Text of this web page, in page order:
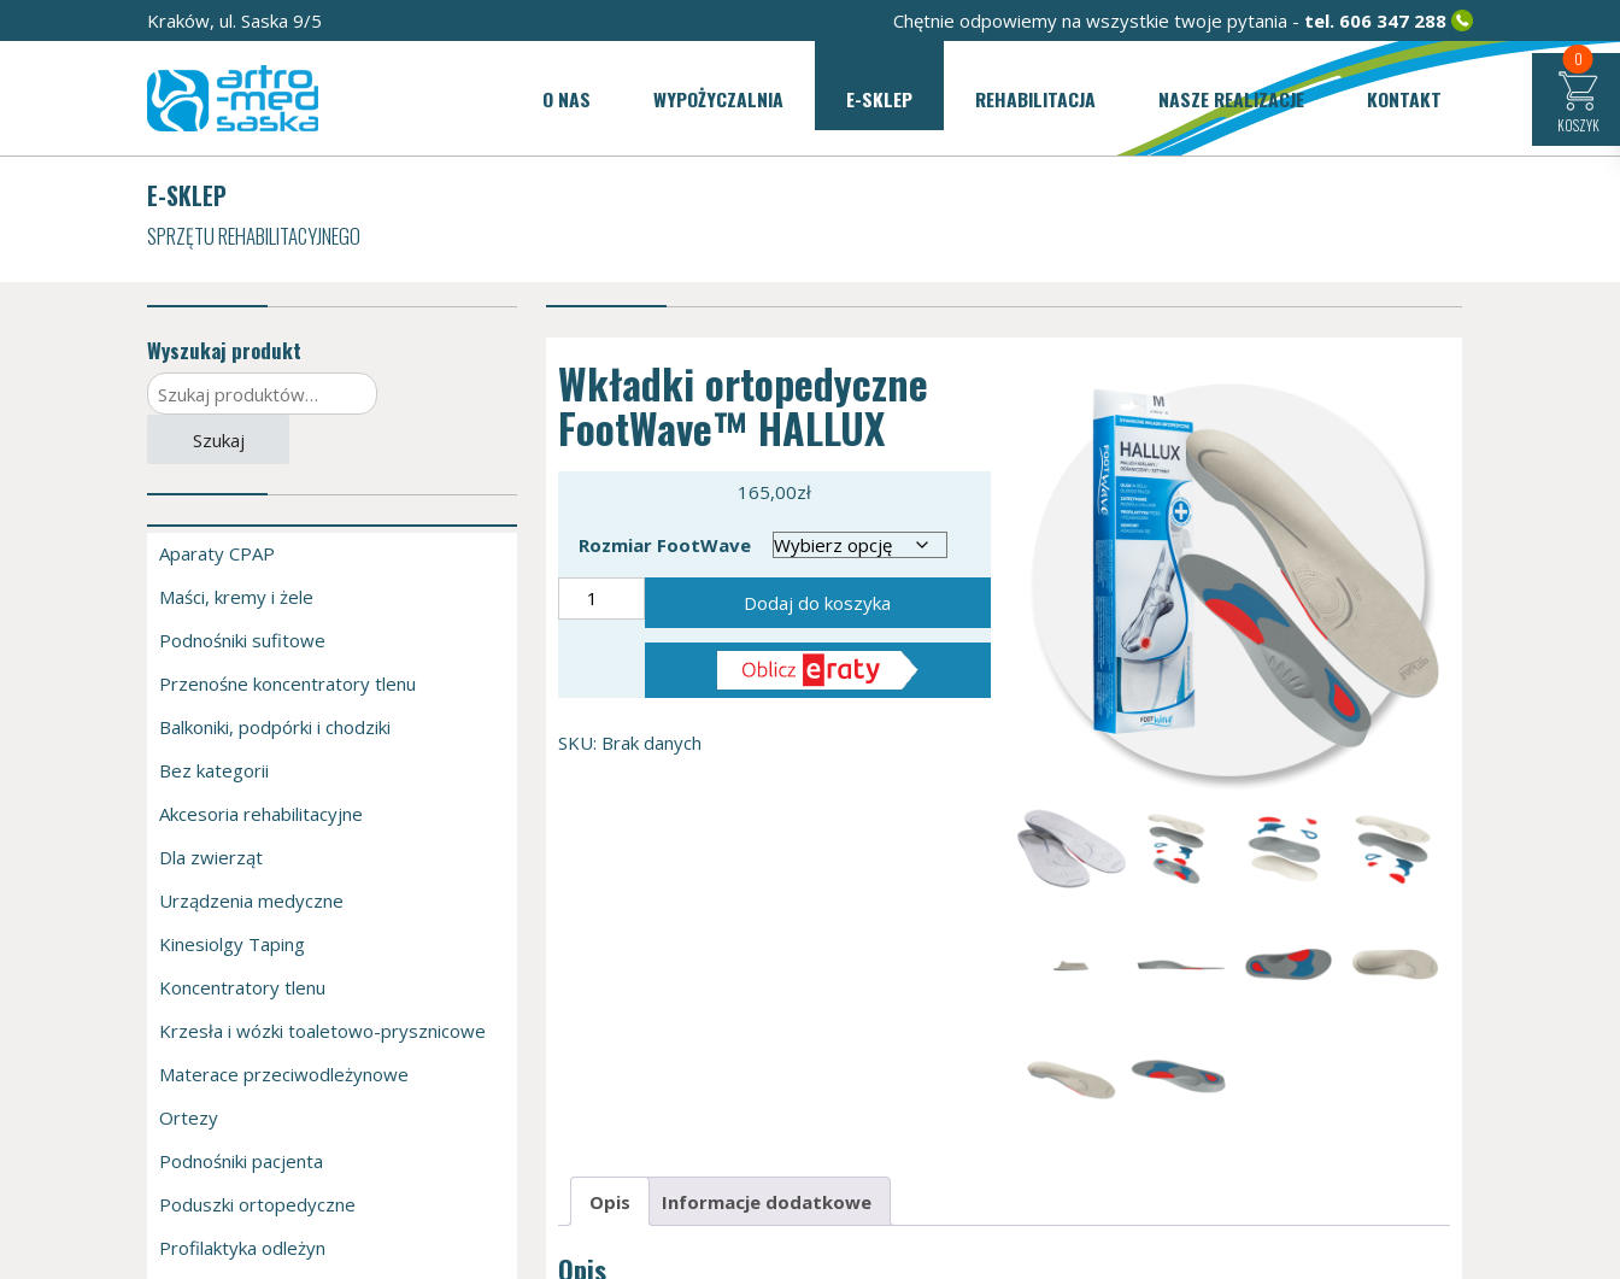
0
KOSZYK
Kraków, ul. Saska 9/5 Chętnie odpowiemy na wszystkie twoje pytania - tel. 606 347 288
O NAS WYPOŻYCZALNIA E-SKLEP REHABILITACJA NASZE REALIZACJE KONTAKT
E-SKLEP
SPRZĘTU REHABILITACYJNEGO
Wkładki ortopedyczne
FootWave™ HALLUX
165,00zł
Rozmiar FootWave
ilość
Wkładki
ortopedyczne
Dodaj do koszyka
SKU: Brak danych
Opis Informacje dodatkowe
Opis
Wyszukaj produkt
Szukaj:
Szukaj
Aparaty CPAP
Maści, kremy i żele
Podnośniki sufitowe
Przenośne koncentratory tlenu
Balkoniki, podpórki i chodziki
Bez kategorii
Akcesoria rehabilitacyjne
Dla zwierząt
Urządzenia medyczne
Kinesiolgy Taping
Koncentratory tlenu
Krzesła i wózki toaletowo-prysznicowe
Materace przeciwodleżynowe
Ortezy
Podnośniki pacjenta
Poduszki ortopedyczne
Profilaktyka odleżyn